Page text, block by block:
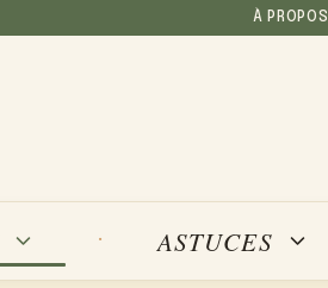
À PROPOS
ASTUCES